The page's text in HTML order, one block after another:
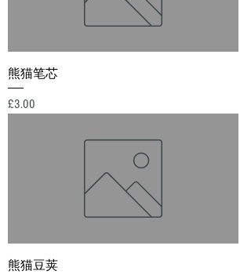
熊猫笔芯
價格
£3.00
熊猫豆荚